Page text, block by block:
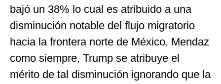
bajó un 38% lo cual es atribuido a una
disminución notable del flujo migratorio
hacia la frontera norte de México. Mendaz
como siempre, Trump se atribuye el
mérito de tal disminución ignorando que la